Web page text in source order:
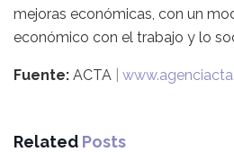
mejoras económicas, con un
económico con el trabajo y lo
Fuente: ACTA |
Related Posts